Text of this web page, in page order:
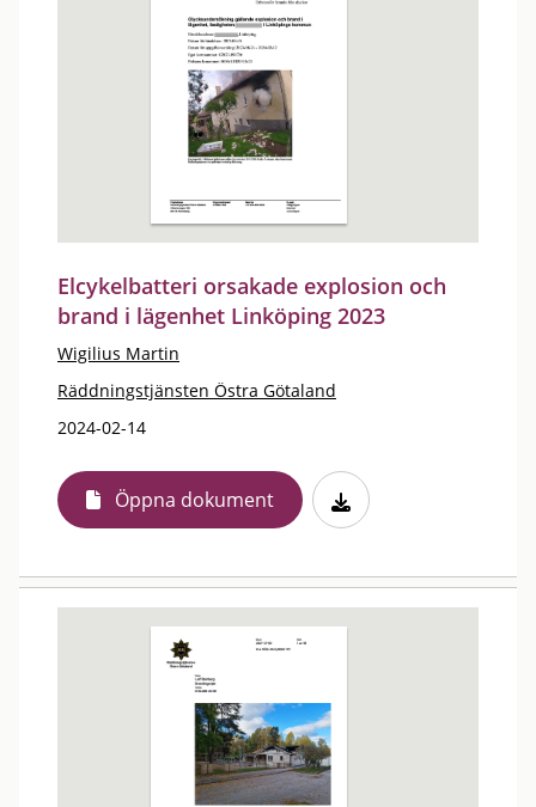
Elcykelbatteri orsakade explosion och
brand i lägenhet Linköping 2023
Wigilius Martin
Räddningstjänsten Östra Götaland
2024-02-14
Öppna dokument